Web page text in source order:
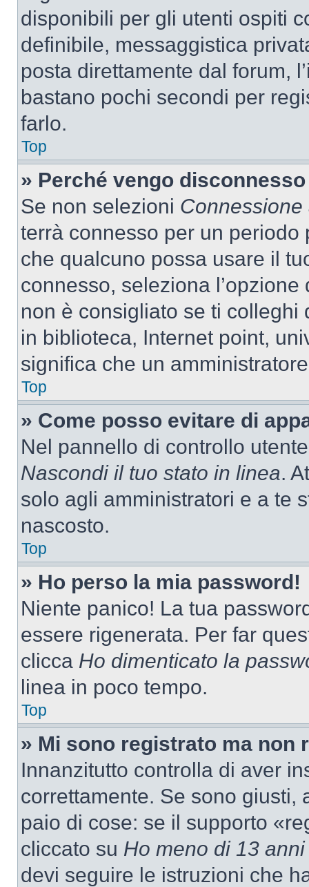
disponibili per gli utenti ospiti
definibile, messaggistica
posta direttamente dal forum,
bastano pochi secondi per
farlo.
Top
» Perché vengo
Se non selezioni
terrà connesso per un
che qualcuno possa usare il
connesso, seleziona
non è consigliato se ti
in biblioteca, Internet point,
significa che un
Top
» Come posso evitare di
Nel pannello di controllo
Nascondi il tuo stato in linea.
solo agli amministratori e a te
nascosto.
Top
» Ho perso la mia password!
Niente panico! La tua
essere rigenerata. Per far
clicca Ho dimenticato la
linea in poco tempo.
Top
» Mi sono registrato ma non
Innanzitutto controlla di aver
correttamente. Se sono giusti,
paio di cose: se il supporto
cliccato su Ho meno di 13 anni
devi seguire le istruzioni che